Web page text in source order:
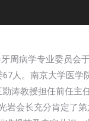
病学专业委员会
人。南京大学医
涛教授担任前任主
岩会长充分肯定了